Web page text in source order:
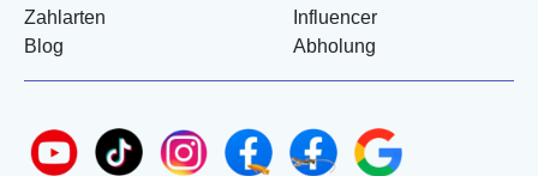
Zahlarten
Blog
Influencer
Abholung